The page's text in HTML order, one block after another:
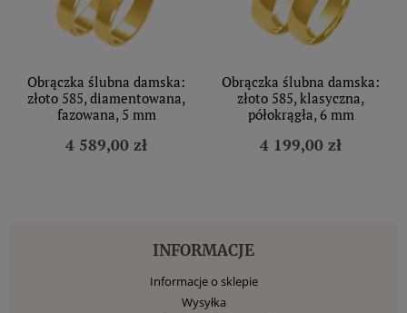
Obrączka ślubna damska:
złoto 585, diamentowana,
fazowana, 5 mm
4 589,00 zł
Obrączka ślubna damska:
złoto 585, klasyczna,
półokrągła, 6 mm
4 199,00 zł
INFORMACJE
Informacje o sklepie
Wysyłka